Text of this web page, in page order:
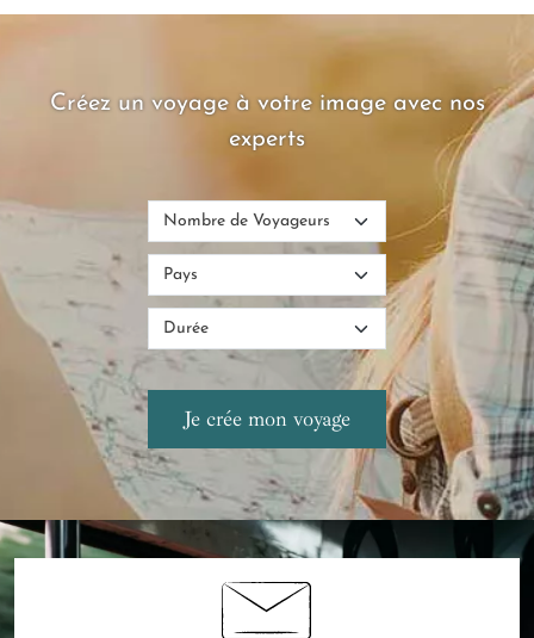
Créez un voyage à votre image avec nos
experts